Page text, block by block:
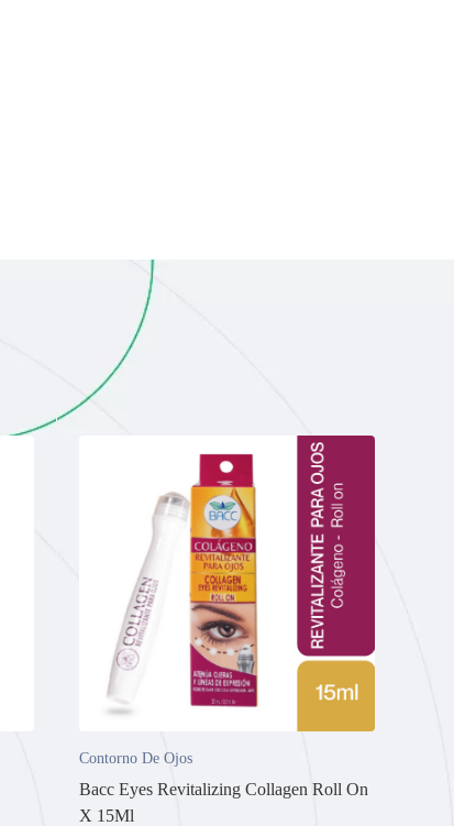
Contorno De Ojos
Bacc Eyes Revitalizing Collagen Roll On
X 15Ml